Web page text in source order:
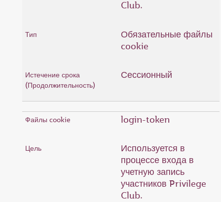
Club.
Обязательные файлы
cookie
Сессионный
login-token
Используется в
процессе входа в
учетную запись
участников Privilege
Club.